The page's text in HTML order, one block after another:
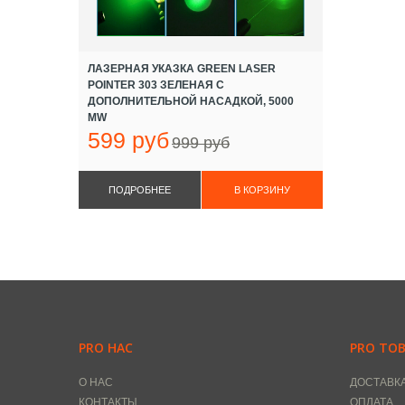
ЛАЗЕРНАЯ УКАЗКА GREEN LASER
POINTER 303 ЗЕЛЕНАЯ С
ДОПОЛНИТЕЛЬНОЙ НАСАДКОЙ, 5000
MW
599 руб999 руб
ПОДРОБНЕЕ
PRO НАС
О НАС
КОНТАКТЫ
PRO
ОПЛАТА